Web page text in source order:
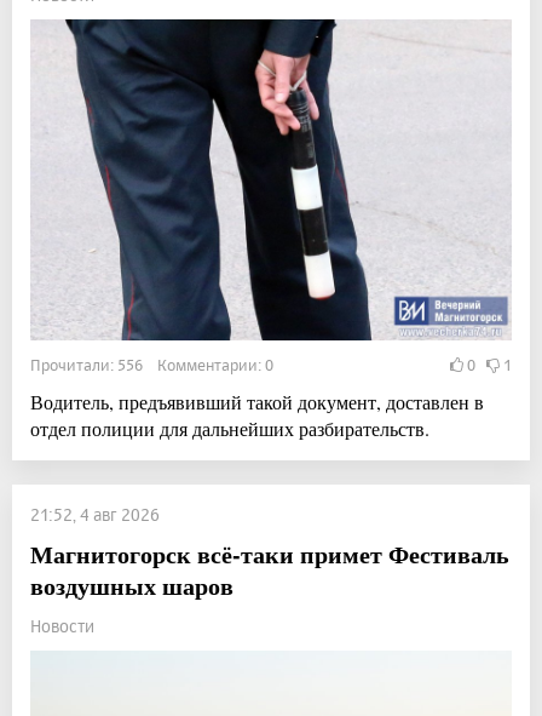
Прочитали: 556 Комментарии: 0 0 1
Водитель, предъявивший такой документ, доставлен в
отдел полиции для дальнейших разбирательств.
21:52, 4 авг 2026
Магнитогорск всё-таки примет Фестиваль
воздушных шаров
Новости